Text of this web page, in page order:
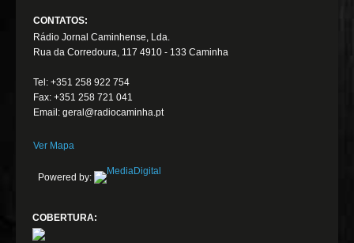
CONTATOS:
Rádio Jornal Caminhense, Lda.
Rua da Corredoura, 117 4910 - 133 Caminha
Tel: +351 258 922 754
Fax: +351 258 721 041
Email: geral@radiocaminha.pt
Ver Mapa
Powered by:
COBERTURA: